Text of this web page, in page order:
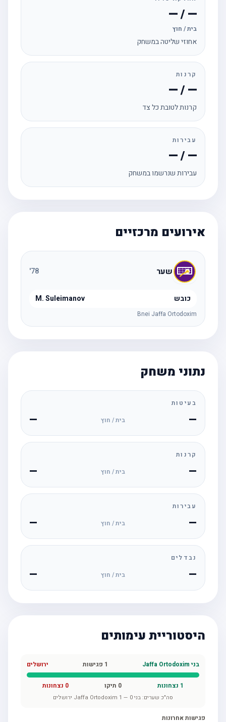
— / —
בית / חוץ
אחוזי שליטה במשחק
קרנות
— / —
קרנות לטובת כל צד
עבירות
— / —
עבירות שנרשמו במשחק
אירועים מרכזיים
שער 78
'
כובש M. Suleimanov
Bnei Jaffa Ortodoxim
נתוני משחק
בעיטות
— בית / חוץ —
קרנות
— בית / חוץ —
עבירות
— בית / חוץ —
נבדלים
— בית / חוץ —
היסטוריית עימותים
בני Jaffa Ortodoxim פגישות ירושלים
נצחונות תיקו נצחונות
סה"כ שערים:בני Jaffa Ortodoxim 1 —0 ירושלים
פגישות אחרונות